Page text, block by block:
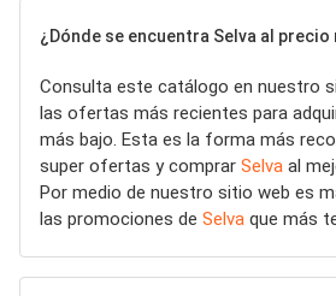
¿Dónde se encuentra Selva al precio
Consulta este catálogo en nuestro
las ofertas más recientes para
más bajo. Esta es la forma más
super ofertas y comprar Selva al
Por medio de nuestro sitio web es
las promociones de Selva que más